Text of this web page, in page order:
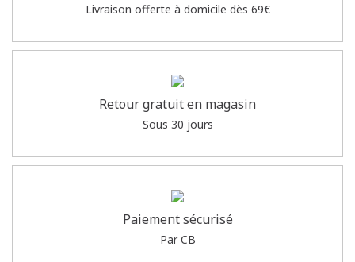
Livraison offerte à domicile dès 69€
Retour gratuit en magasin
Sous 30 jours
Paiement sécurisé
Par CB